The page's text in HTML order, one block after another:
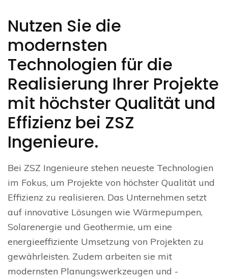
Nutzen Sie die
modernsten
Technologien für die
Realisierung Ihrer Projekte
mit höchster Qualität und
Effizienz bei ZSZ
Ingenieure.
Bei ZSZ Ingenieure stehen neueste Technologien
im Fokus, um Projekte von höchster Qualität und
Effizienz zu realisieren. Das Unternehmen setzt
auf innovative Lösungen wie Wärmepumpen,
Solarenergie und Geothermie, um eine
energieeffiziente Umsetzung von Projekten zu
gewährleisten. Zudem arbeiten sie mit
modernsten Planungswerkzeugen und -